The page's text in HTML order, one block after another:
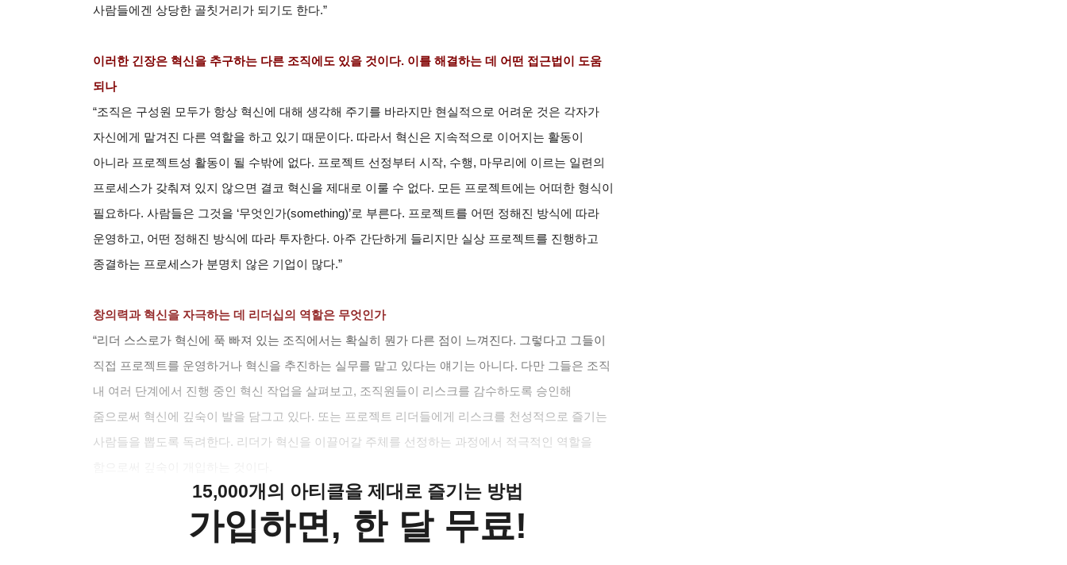
사람들에겐 상당한 골칫거리가 되기도 한다.”
이러한 긴장은 혁신을 추구하는 다른 조직에도 있을 것이다. 이를 해결하는 데 어떤 접근법이 도움
되나
“조직은 구성원 모두가 항상 혁신에 대해 생각해 주기를 바라지만 현실적으로 어려운 것은 각자가
자신에게 맡겨진 다른 역할을 하고 있기 때문이다. 따라서 혁신은 지속적으로 이어지는 활동이
아니라 프로젝트성 활동이 될 수밖에 없다. 프로젝트 선정부터 시작, 수행, 마무리에 이르는 일련의
프로세스가 갖춰져 있지 않으면 결코 혁신을 제대로 이룰 수 없다. 모든 프로젝트에는 어떠한 형식이
필요하다. 사람들은 그것을 ‘무엇인가(something)’로 부른다. 프로젝트를 어떤 정해진 방식에 따라
운영하고, 어떤 정해진 방식에 따라 투자한다. 아주 간단하게 들리지만 실상 프로젝트를 진행하고
종결하는 프로세스가 분명치 않은 기업이 많다.”
창의력과 혁신을 자극하는 데 리더십의 역할은 무엇인가
“리더 스스로가 혁신에 푹 빠져 있는 조직에서는 확실히 뭔가 다른 점이 느껴진다. 그렇다고 그들이
직접 프로젝트를 운영하거나 혁신을 추진하는 실무를 맡고 있다는 얘기는 아니다. 다만 그들은 조직
내 여러 단계에서 진행 중인 혁신 작업을 살펴보고, 조직원들이 리스크를 감수하도록 승인해
줌으로써 혁신에 깊숙이 발을 담그고 있다. 또는 프로젝트 리더들에게 리스크를 천성적으로 즐기는
사람들을 뽑도록 독려한다. 리더가 혁신을 이끌어갈 주체를 선정하는 과정에서 적극적인 역할을
15,000개의 아티클을 제대로 즐기는 방법
가입하면, 한 달 무료!